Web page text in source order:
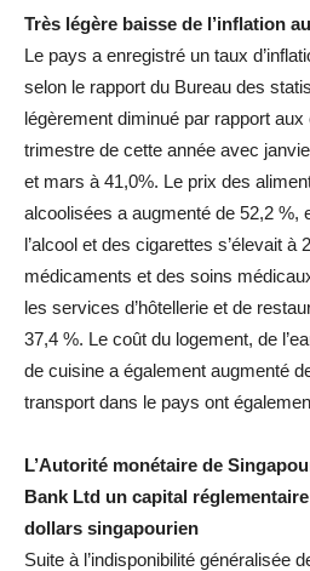
Très légère baisse de l’inflation
Le pays a enregistré un taux
selon le rapport du Bureau des
légèrement diminué par rapport
trimestre de cette année avec
et mars à 41,0%. Le prix des
alcoolisées a augmenté de 52,2 %,
l’alcool et des cigarettes s’élevait à
médicaments et des soins
les services d’hôtellerie et de
37,4 %. Le coût du logement, de
de cuisine a également augmenté
transport dans le pays ont
L’Autorité monétaire de
Bank Ltd un capital
dollars singapourien
Suite à l’indisponibilité généralisée